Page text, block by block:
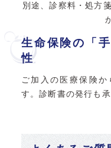
別途、診察料・処方
生命保険の「
性
ご加入の医療保険
す。診断書の発行も承